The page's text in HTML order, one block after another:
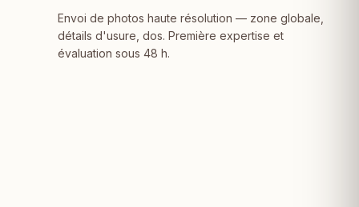
Envoi de photos haute résolution — zone globale,
détails d'usure, dos. Première expertise et
évaluation sous 48 h.